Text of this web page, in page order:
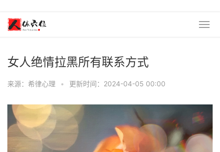
女人绝情拉黑所有联系方式
来源：希律心理 • 更新时间：2024-04-05 00:00